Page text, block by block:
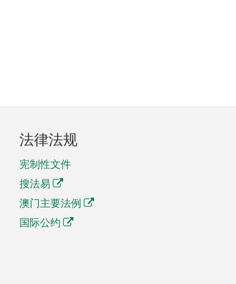
法律法规
宪制性文件
搜法易
澳门主要法例
国际公约